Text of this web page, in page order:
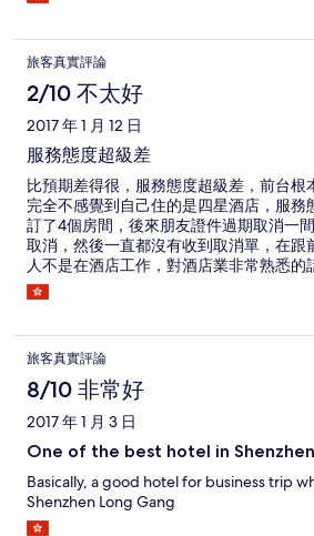
旅客真實評論
2/10 不太好
2017 年 1 月 12 日
服務態度超級差
比預期差得很，服務態度超級差，前台根
完全不感覺到自己住的是四星酒店，服務
訂了4個房間，後來朋友證件過期取消一
取消，然後一直都沒有收到取消單，在跟
人不是在酒店工作，對酒店業非常熟悉的
什麼一定要跟hotels.com 聯絡，什麼決定
不統統都是懶得去幫客人處理嗎？當我說
間都是大床，2床的房間已經取消，正常
究竟取消哪一間，並不是自行去取消嗎？
應該告訴客人房間床型嗎？然後我上到房
床，說我訂大床不能換，作為一間四星的
嗎？完全不會轉彎的？同一種房型，同一
也不能換？我都算了，然後回來香港，打
房間的費用退回給我沒有？第一次夜晚，
reconfirm booking,酒店卻說，訂房部不上
查詢，這也算說得過去，後來在中午的時
旅客真實評論
8/10 非常好
2017 年 1 月 3 日
One of the best hotel in
Basically, a good hotel for business trip
Shenzhen Long Gang